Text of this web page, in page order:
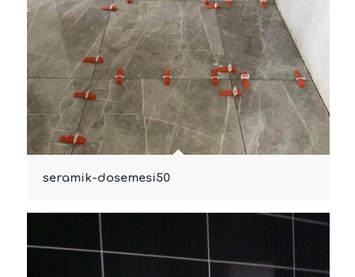
seramik-dosemesi50